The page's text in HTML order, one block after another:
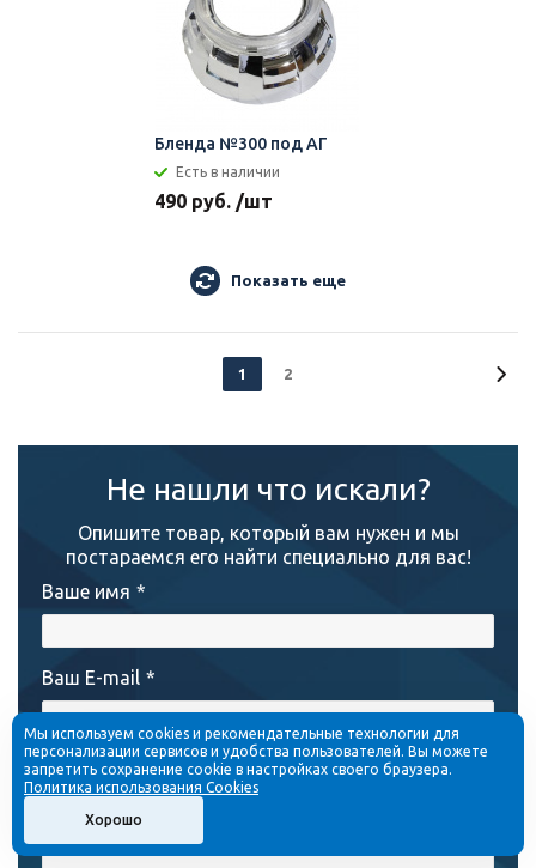
Бленда №300 под АГ
Есть в наличии
490 руб. /шт
Показать еще
1 2
Не нашли что искали?
Опишите товар, который вам нужен и мы
постараемся его найти специально для вас!
Ваше имя *
Ваш E-mail *
Сообщение *
Мы используем cookies и рекомендательные технологии для
персонализации сервисов и удобства пользователей. Вы можете
запретить сохранение cookie в настройках своего браузера.
Политика использования Cookies
Хорошо